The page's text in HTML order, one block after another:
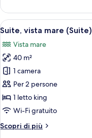
Superior,
vista
mare
Apri
tutte
le
foto
per
Suite,
vista
mare
7
Suite, vista mare (Suite)
Vista mare
40 m²
1 camera
Per 2 persone
1 letto king
Wi-Fi gratuito
Scopri di più
Altri